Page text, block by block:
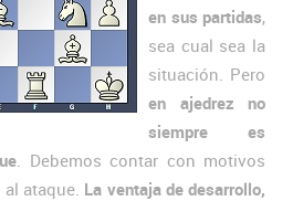
en sus partidas,
sea cual sea la
situación. Pero
en ajedrez no
siempre es
. Debemos contar con motivos
ataque. La ventaja de desarrollo,